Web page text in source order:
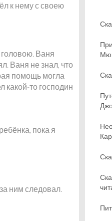
к нему с своею
головою. Ваня
Ваня не знал, что
помощь могла
какой-то господин
пока я
ним следовал.